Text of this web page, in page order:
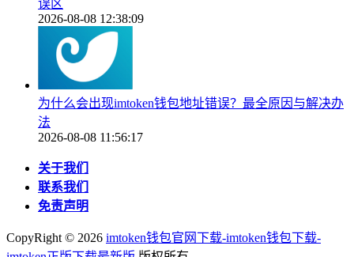
误区
2026-08-08 12:38:09
为什么会出现imtoken钱包地址错误？最全原因与解决办
法
2026-08-08 11:56:17
关于我们
联系我们
免责声明
CopyRight © 2026 imtoken钱包官网下载-imtoken钱包下载-